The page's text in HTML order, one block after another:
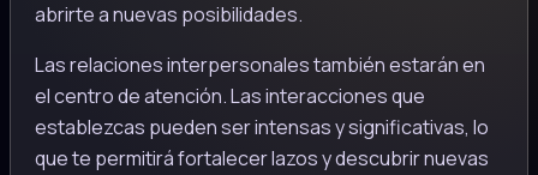
abrirte a nuevas posibilidades.
Las relaciones interpersonales también estarán en
el centro de atención. Las interacciones que
establezcas pueden ser intensas y significativas, lo
que te permitirá fortalecer lazos y descubrir nuevas